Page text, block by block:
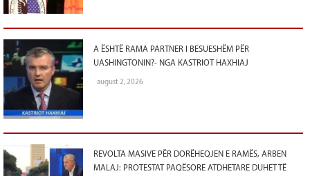
A ËSHTË RAMA PARTNER I BESUESHËM PËR
UASHINGTONIN?- NGA KASTRIOT HAXHIAJ
august 2, 2026
REVOLTA MASIVE PËR DORËHEQJEN E RAMËS, ARBEN
MALAJ: PROTESTAT PAQËSORE ATDHETARE DUHET TË